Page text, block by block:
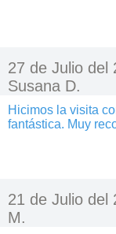
27 de Julio del
Susana D.
Hicimos la visita
fantástica. Muy
21 de Julio del
M.